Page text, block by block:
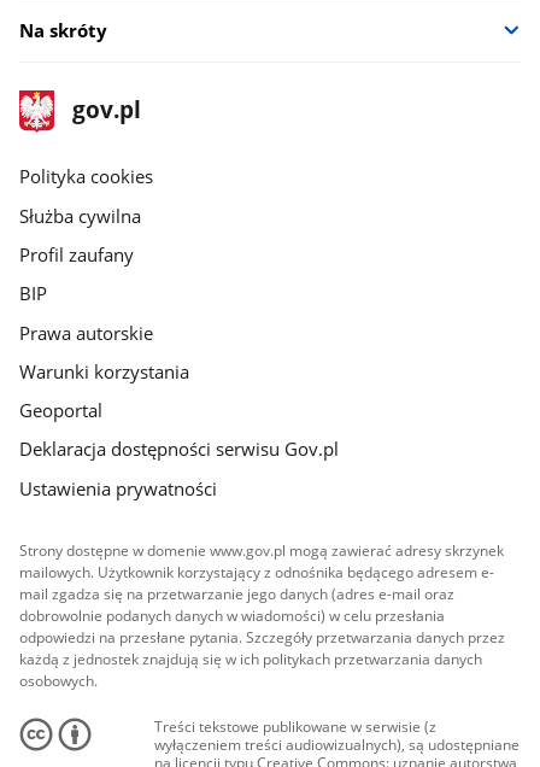
Na skróty
stopka
gov.pl
Strona
gov.pl
gov.pl
Polityka cookies
Służba cywilna
Profil zaufany
BIP
Prawa autorskie
Warunki korzystania
Geoportal
Deklaracja dostępności serwisu Gov.pl
Ustawienia prywatności
Strony dostępne w domenie www.gov.pl mogą zawierać adresy skrzynek
mailowych. Użytkownik korzystający z odnośnika będącego adresem e-
mail zgadza się na przetwarzanie jego danych (adres e-mail oraz
dobrowolnie podanych danych w wiadomości) w celu przesłania
odpowiedzi na przesłane pytania. Szczegóły przetwarzania danych przez
każdą z jednostek znajdują się w ich politykach przetwarzania danych
osobowych.
Treści tekstowe publikowane w serwisie (z
wyłączeniem treści audiowizualnych), są udostępniane
na licencji typu Creative Commons: uznanie autorstwa